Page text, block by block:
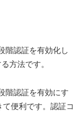
階認証を有効化し
方法です。
階認証を有効にす
便利です。認証コ